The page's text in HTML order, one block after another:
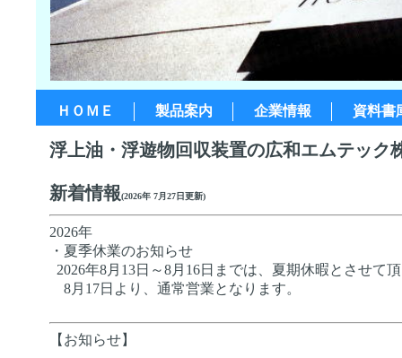
ＨＯＭＥ 製品案内 企業情報 資料書
浮上油・浮遊物回収装置の広和エムテック
新着情報(2026年 7月27日更新)
2026年
・夏季休業のお知らせ
2026年8月13日～8月16日までは、夏期休暇とさせて
8月17日より、通常営業となります。
【お知らせ】